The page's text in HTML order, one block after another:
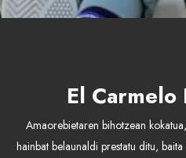
El Carmelo
Amaorebietaren bihotzean
hainbat belaunaldi prestatu ditu,